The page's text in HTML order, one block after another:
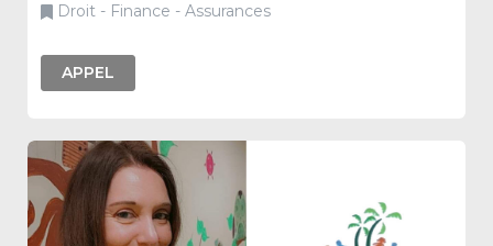
Droit - Finance - Assurances
APPEL